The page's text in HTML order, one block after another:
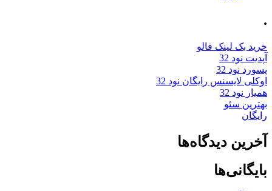
.
خرید بک لینک فالو
آپدیت نود 32
پسورد نود 32
اوکلی لایسنس رایگان نود 32
همیار نود 32
بهترین سئو
رایگان
آخرین دیدگاه‌ها
بایگانی‌ها